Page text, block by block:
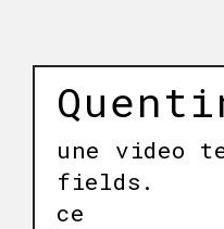
une video
fields.
ce